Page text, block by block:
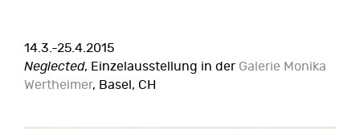
14.3.-25.4.2015
Neglected, Einzelausstellung in der Galerie Monika
Wertheimer, Basel, CH